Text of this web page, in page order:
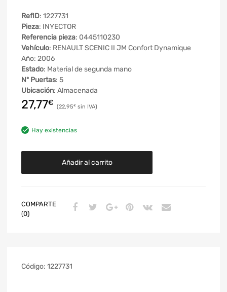
RefID: 1227731
Pieza: INYECTOR
Referencia pieza: 0445110230
Vehículo: RENAULT SCENIC II JM Confort Dynamique
Año: 2006
Estado: Material de segunda mano
Nº Puertas: 5
Ubicación: Almacenada
27,77€ 22,95€
Hay existencias
Añadir al carrito
COMPARTE
(0)
Código: 1227731